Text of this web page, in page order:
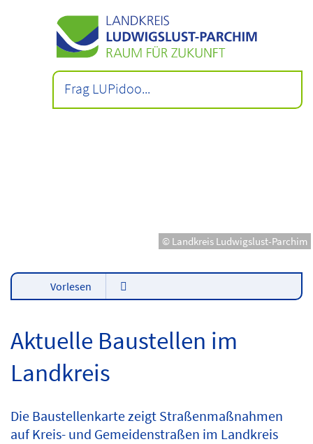
© Landkreis Ludwigslust-Parchim
Vorlesen
Aktuelle Baustellen im
Landkreis
Die Baustellenkarte zeigt Straßenmaßnahmen
auf Kreis- und Gemeidenstraßen im Landkreis